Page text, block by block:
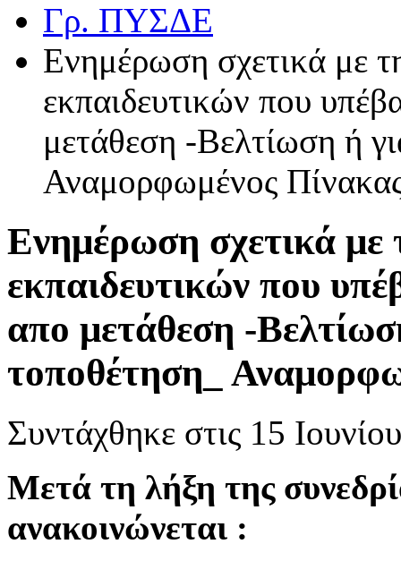
Γρ. ΠΥΣΔΕ
Ενημέρωση σχετικά με
εκπαιδευτικών που
μετάθεση -Βελτίωση ή
Αναμορφωμένος
Ενημέρωση σχετικά με
εκπαιδευτικών που
απο μετάθεση -
τοποθέτηση_
Συντάχθηκε στις 15
Μετά τη λήξη της
ανακοινώνεται :